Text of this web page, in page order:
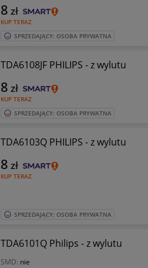
KUP TERAZ
8 zł
SPRZEDAJĄCY: OSOBA PRYWATNA
TDA6108JF PHILIPS - z wylutu
KUP TERAZ
8 zł
SPRZEDAJĄCY: OSOBA PRYWATNA
TDA6103Q PHILIPS - z wylutu
KUP TERAZ
8 zł
SPRZEDAJĄCY: OSOBA PRYWATNA
TDA6101Q Philips - z wylutu
SMD: nie